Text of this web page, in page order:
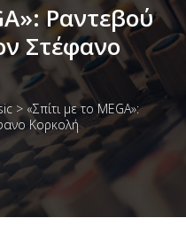
Ραντεβού
Στέφανο
> «Σπίτι με το MEGA»:
Κορκολή